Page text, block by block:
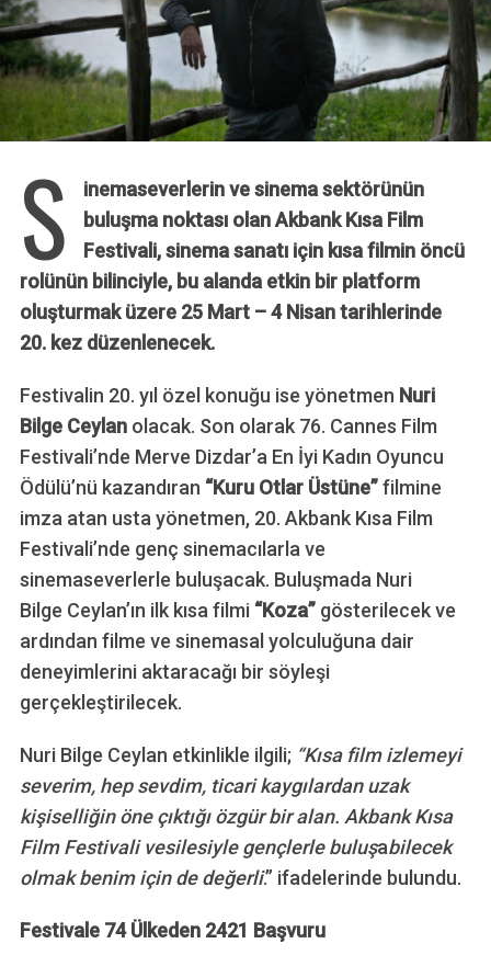
S
inemaseverlerin ve sinema sektörünün
buluşma noktası olan Akbank Kısa Film
Festivali, sinema sanatı için kısa filmin öncü
rolünün bilinciyle, bu alanda etkin bir platform
oluşturmak üzere 25 Mart – 4 Nisan tarihlerinde
20. kez düzenlenecek.
Festivalin 20. yıl özel konuğu ise yönetmen Nuri
Bilge Ceylan olacak. Son olarak 76. Cannes Film
Festivali’nde Merve Dizdar’a En İyi Kadın Oyuncu
Ödülü’nü kazandıran “Kuru Otlar Üstüne”filmine
imza atan usta yönetmen, 20. Akbank Kısa Film
Festivali’nde genç sinemacılarla ve
sinemaseverlerle buluşacak. Buluşmada Nuri
Bilge Ceylan’ın ilk kısa filmi “Koza”gösterilecek ve
ardından filme ve sinemasal yolculuğuna dair
deneyimlerini aktaracağı bir söyleşi
gerçekleştirilecek.
Nuri Bilge Ceylan etkinlikle ilgili; “Kısa film izlemeyi
severim, hep sevdim, ticari kaygılardan uzak
kişiselliğin öne çıktığı özgür bir alan. Akbank Kısa
Film Festivali vesilesiyle gençlerle buluşabilecek
olmak benim için de değerli.” ifadelerinde bulundu.
Festivale 74 Ülkeden 2421 Başvuru